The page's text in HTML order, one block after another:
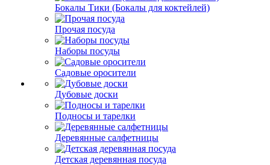
Бокалы Тики (Бокалы для коктейлей)
Прочая посуда
Наборы посуды
Садовые оросители
Дубовые доски
Подносы и тарелки
Деревянные салфетницы
Детская деревянная посуда